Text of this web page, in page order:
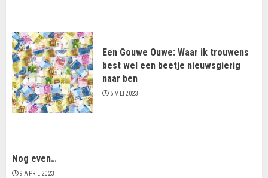
Een Gouwe Ouwe: Waar ik trouwens
best wel een beetje nieuwsgierig
naar ben
5 MEI 2023
Nog even…
9 APRIL 2023